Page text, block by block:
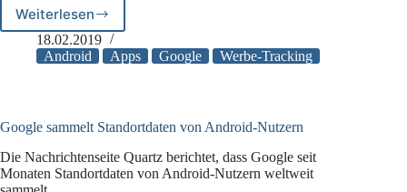
Weiterlesen
Viele
Android-
Apps
aus
18.02.2019
Android
Apps Google Werbe-Tracking
Google sammelt Standortdaten von Android-Nutzern
Die Nachrichtenseite Quartz berichtet, dass Google seit
Monaten Standortdaten von Android-Nutzern weltweit